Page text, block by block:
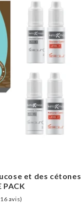
et des cétones
PACK
avis)